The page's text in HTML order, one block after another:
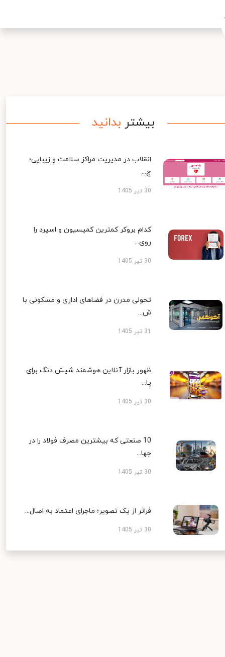
بیشتر بدانید
انقلاب در مدیریت مراکز سلامت و زیبایی؛
چ...
30 تیر 1405
کدام بروکر کمترین کمیسیون و اسپرد را
روی...
30 تیر 1405
تحولی مدرن در فضاهای اداری و مسکونی با
ش...
ظهور بازار آنلاین هوشمند شیش دنگ برای
پا...
30 تیر 1405
10 صنعتی که بیشترین مصرف فولاد را در
جها...
30 تیر 1405
فراتر از یک تصویر؛ ماجرای اعتماد به اصال...
30 تیر 1405